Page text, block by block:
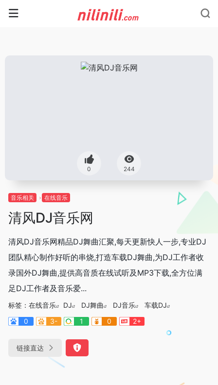
0 244
音乐相关 在线音乐
清风DJ音乐网
清风DJ音乐网精品DJ舞曲汇聚,每天更新快人一步,专业DJ
团队精心制作好听的串烧,打造车载DJ舞曲,为DJ工作者收
录国外DJ舞曲,提供高音质在线试听及MP3下载,全方位满
足DJ工作者及音乐爱...
标签： 在线音乐 DJ DJ舞曲 DJ音乐
车载DJ
0
3- 1 0 2+
链接直达